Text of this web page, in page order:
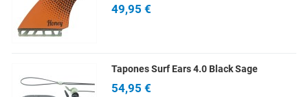
49,95 €
Tapones Surf Ears 4.0 Black Sage
54,95 €